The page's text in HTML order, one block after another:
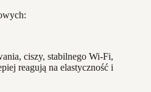
ciszy, stabilnego Wi-Fi,
reagują na elastyczność i